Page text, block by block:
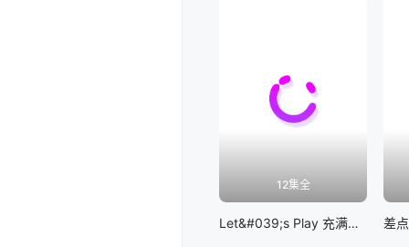
12集全
Let&#039;s Play 充满挑战的人生